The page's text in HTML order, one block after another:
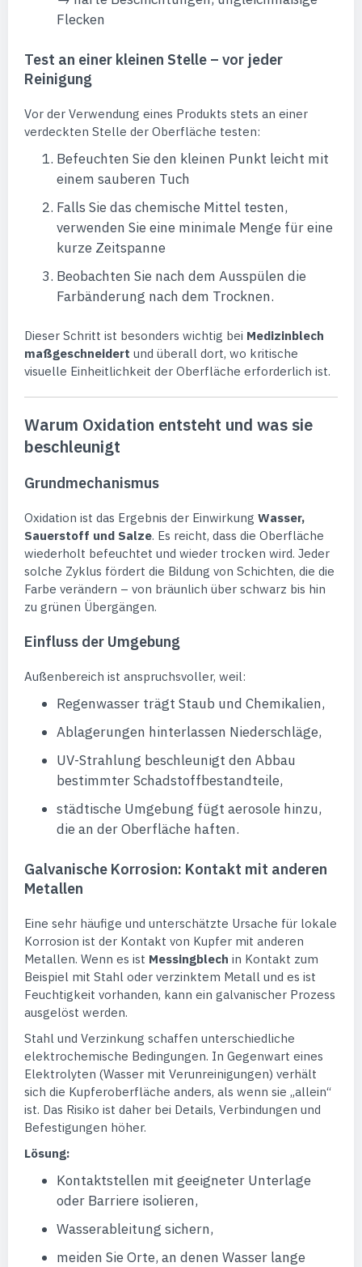
Flecken
Test an einer kleinen Stelle – vor jeder
Reinigung
Vor der Verwendung eines Produkts stets an einer
verdeckten Stelle der Oberfläche testen:
Befeuchten Sie den kleinen Punkt leicht mit
einem sauberen Tuch
Falls Sie das chemische Mittel testen,
verwenden Sie eine minimale Menge für eine
kurze Zeitspanne
Beobachten Sie nach dem Ausspülen die
Farbänderung nach dem Trocknen.
Dieser Schritt ist besonders wichtig bei Medizinblech
maßgeschneidert und überall dort, wo kritische
visuelle Einheitlichkeit der Oberfläche erforderlich ist.
Warum Oxidation entsteht und was sie
beschleunigt
Grundmechanismus
Oxidation ist das Ergebnis der Einwirkung Wasser,
Sauerstoff und Salze. Es reicht, dass die Oberfläche
wiederholt befeuchtet und wieder trocken wird. Jeder
solche Zyklus fördert die Bildung von Schichten, die die
Farbe verändern – von bräunlich über schwarz bis hin
zu grünen Übergängen.
Einfluss der Umgebung
Außenbereich ist anspruchsvoller, weil:
Regenwasser trägt Staub und Chemikalien,
Ablagerungen hinterlassen Niederschläge,
UV-Strahlung beschleunigt den Abbau
bestimmter Schadstoffbestandteile,
städtische Umgebung fügt aerosole hinzu,
die an der Oberfläche haften.
Galvanische Korrosion: Kontakt mit anderen
Metallen
Eine sehr häufige und unterschätzte Ursache für lokale
Korrosion ist der Kontakt von Kupfer mit anderen
Metallen. Wenn es ist Messingblech in Kontakt zum
Beispiel mit Stahl oder verzinktem Metall und es ist
Feuchtigkeit vorhanden, kann ein galvanischer Prozess
ausgelöst werden.
Stahl und Verzinkung schaffen unterschiedliche
elektrochemische Bedingungen. In Gegenwart eines
Elektrolyten (Wasser mit Verunreinigungen) verhält
sich die Kupferoberfläche anders, als wenn sie „allein“
ist. Das Risiko ist daher bei Details, Verbindungen und
Befestigungen höher.
Lösung:
Kontaktstellen mit geeigneter Unterlage
oder Barriere isolieren,
Wasserableitung sichern,
meiden Sie Orte, an denen Wasser lange